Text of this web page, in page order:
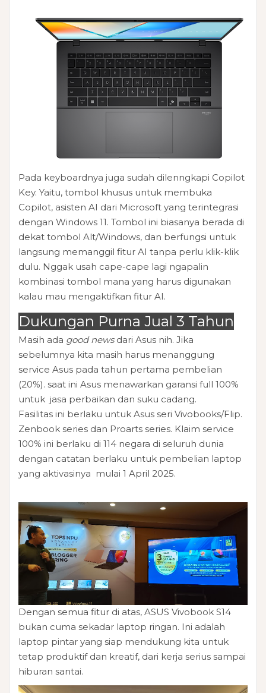
Pada keyboardnya juga sudah dilenngkapi Copilot
Key. Yaitu, tombol khusus untuk membuka
Copilot, asisten AI dari Microsoft yang terintegrasi
dengan Windows 11. Tombol ini biasanya berada di
dekat tombol Alt/Windows, dan berfungsi untuk
langsung memanggil fitur AI tanpa perlu klik-klik
dulu. Nggak usah cape-cape lagi ngapalin
kombinasi tombol mana yang harus digunakan
kalau mau mengaktifkan fitur AI.
Dukungan Purna Jual 3 Tahun
Masih ada good news dari Asus nih. Jika
sebelumnya kita masih harus menanggung
service Asus pada tahun pertama pembelian
(20%). saat ini Asus menawarkan garansi full 100%
untuk jasa perbaikan dan suku cadang.
Fasilitas ini berlaku untuk Asus seri Vivobooks/Flip.
Zenbook series dan Proarts series. Klaim service
100% ini berlaku di 114 negara di seluruh dunia
dengan catatan berlaku untuk pembelian laptop
yang aktivasinya mulai 1 April 2025.
Dengan semua fitur di atas, ASUS Vivobook S14
bukan cuma sekadar laptop ringan. Ini adalah
laptop pintar yang siap mendukung kita untuk
tetap produktif dan kreatif, dari kerja serius sampai
hiburan santai.